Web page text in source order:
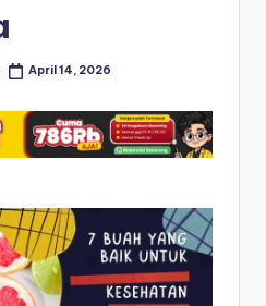
April 14, 2026